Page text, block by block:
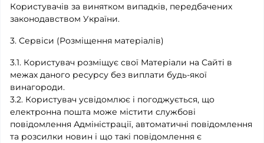
Користувачів за винятком випадків, передбачених
законодавством України.
3. Сервіси (Розміщення матеріалів)
3.1. Користувач розміщує свої Матеріали на Сайті в
межах даного ресурсу без виплати будь-якої
винагороди.
3.2. Користувач усвідомлює і погоджується, що
електронна пошта може містити службові
повідомлення Адміністрації, автоматичні повідомлення
та розсилки новин і що такі повідомлення є